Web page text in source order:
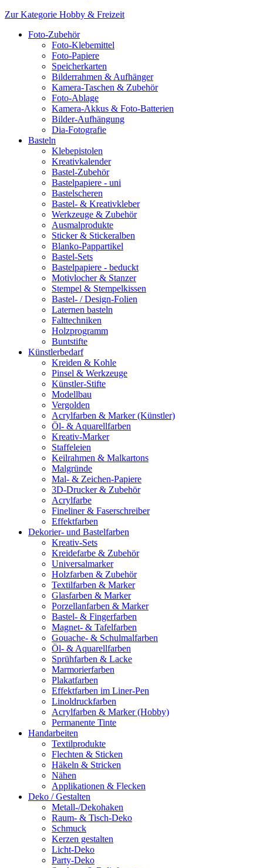
Zur Kategorie Hobby & Freizeit
Foto-Zubehör
Foto-Klebemittel
Foto-Papiere
Speicherkarten
Bilderrahmen & Aufhänger
Kamera-Taschen & Zubehör
Foto-Ablage
Kamera-Akkus & Foto-Batterien
Bilder-Aufhängung
Dia-Fotografie
Basteln
Klebepistolen
Kreativkalender
Bastel-Zubehör
Bastelpapiere - uni
Bastelscheren
Bastel- & Kreativkleber
Werkzeuge & Zubehör
Ausmalprodukte
Sticker & Stickeralben
Blanko-Pappartikel
Bastel-Sets
Bastelpapiere - beduckt
Motivlocher & Stanzer
Stempel & Stempelkissen
Bastel- / Design-Folien
Laternen basteln
Falttechniken
Holzprogramm
Buntstifte
Künstlerbedarf
Kreiden & Kohle
Pinsel & Werkzeuge
Künstler-Stifte
Modellbau
Vergolden
Acrylfarben & Marker (Künstler)
Öl- & Aquarellfarben
Kreativ-Marker
Staffeleien
Keilrahmen & Malkartons
Malgründe
Mal- & Zeichen-Papiere
3D-Drucker & Zubehör
Acrylfarbe
Fineliner & Faserschreiber
Effektfarben
Dekorier- und Bastelfarben
Kreativ-Sets
Kreidefarbe & Zubehör
Universalmarker
Holzfarben & Zubehör
Textilfarben & Marker
Glasfarben & Marker
Porzellanfarben & Marker
Bastel- & Fingerfarben
Magnet- & Tafelfarben
Gouache- & Schulmalfarben
Öl- & Aquarellfarben
Sprühfarben & Lacke
Marmorierfarben
Plakatfarben
Effektfarben im Liner-Pen
Linoldruckfarben
Acrylfarben & Marker (Hobby)
Permanente Tinte
Handarbeiten
Textilprodukte
Flechten & Sticken
Häkeln & Stricken
Nähen
Applikationen & Flecken
Deko / Gestalten
Metall-/Dekohaken
Raum- & Tisch-Deko
Schmuck
Kerzen gestalten
Licht-Deko
Party-Deko